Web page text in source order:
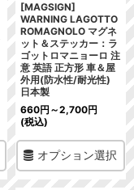
[MAGSIGN]
WARNING LAGOTTO
ROMAGNOLO マグネ
ット＆ステッカー：ラ
ゴットロマニョーロ 注
意 英語 正方形 車＆屋
外用(防水性/耐光性)
日本製
660円 ～2,700円
(税込)
オプション選択